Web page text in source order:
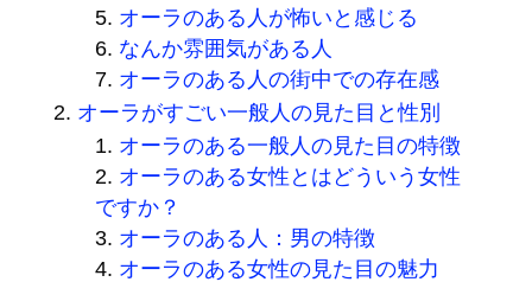
オーラのある人が怖いと感じる
なんか雰囲気がある人
オーラのある人の街中での存在感
オーラがすごい一般人の見た目と性別
オーラのある一般人の見た目の特徴
オーラのある女性とはどういう女性
ですか？
オーラのある人：男の特徴
オーラのある女性の見た目の魅力